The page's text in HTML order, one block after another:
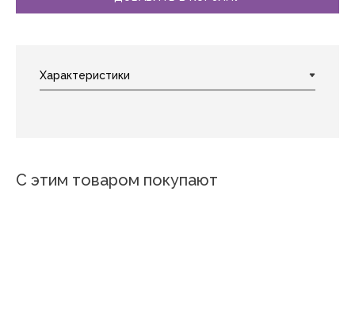
С этим товаром покупают